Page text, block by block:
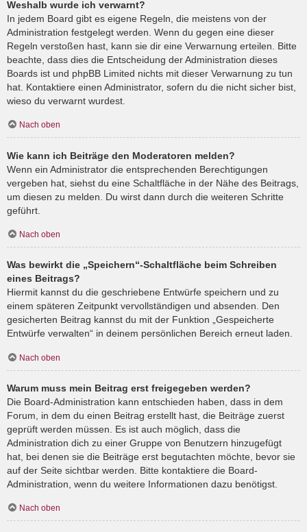
Weshalb wurde ich verwarnt?
In jedem Board gibt es eigene Regeln, die meistens von der
Administration festgelegt werden. Wenn du gegen eine dieser
Regeln verstoßen hast, kann sie dir eine Verwarnung erteilen. Bitte
beachte, dass dies die Entscheidung der Administration dieses
Boards ist und phpBB Limited nichts mit dieser Verwarnung zu tun
hat. Kontaktiere einen Administrator, sofern du die nicht sicher bist,
wieso du verwarnt wurdest.
Nach oben
Wie kann ich Beiträge den Moderatoren melden?
Wenn ein Administrator die entsprechenden Berechtigungen
vergeben hat, siehst du eine Schaltfläche in der Nähe des Beitrags,
um diesen zu melden. Du wirst dann durch die weiteren Schritte
geführt.
Nach oben
Was bewirkt die „Speichern“-Schaltfläche beim Schreiben
eines Beitrags?
Hiermit kannst du die geschriebene Entwürfe speichern und zu
einem späteren Zeitpunkt vervollständigen und absenden. Den
gesicherten Beitrag kannst du mit der Funktion „Gespeicherte
Entwürfe verwalten“ in deinem persönlichen Bereich erneut laden.
Nach oben
Warum muss mein Beitrag erst freigegeben werden?
Die Board-Administration kann entschieden haben, dass in dem
Forum, in dem du einen Beitrag erstellt hast, die Beiträge zuerst
geprüft werden müssen. Es ist auch möglich, dass die
Administration dich zu einer Gruppe von Benutzern hinzugefügt
hat, bei denen sie die Beiträge erst begutachten möchte, bevor sie
auf der Seite sichtbar werden. Bitte kontaktiere die Board-
Administration, wenn du weitere Informationen dazu benötigst.
Nach oben